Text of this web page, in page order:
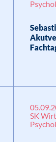
SK